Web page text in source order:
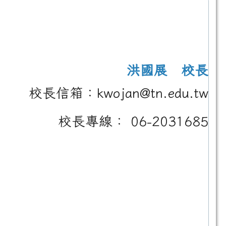
洪國展 校長
校長信箱：kwojan@tn.edu.tw
校長專線： 06-2031685